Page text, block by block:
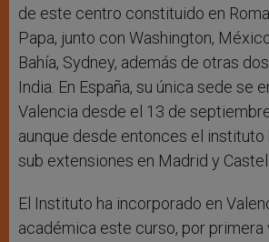
de este centro constituido en
Papa, junto con Washington,
Bahía, Sydney, además de otras
India. En España, su única sede se
Valencia desde el 13 de
aunque desde entonces el instituto
sub extensiones en Madrid y
El Instituto ha incorporado en
académica este curso, por primera